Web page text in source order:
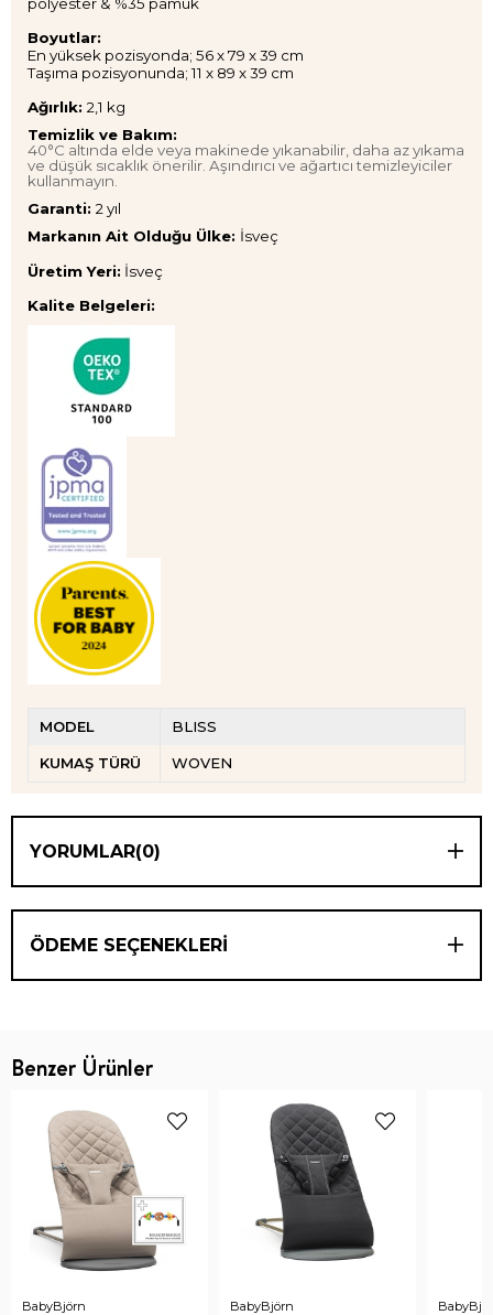
polyester & %35 pamuk
Boyutlar:
En yüksek pozisyonda; 56 x 79 x 39 cm
Taşıma pozisyonunda; 11 x 89 x 39 cm
Ağırlık: 2,1 kg
Temizlik ve Bakım:
40°C altında elde veya makinede yıkanabilir, daha az yıkama
ve düşük sıcaklık önerilir. Aşındırıcı ve ağartıcı temizleyiciler
kullanmayın.
Garanti: 2 yıl
Markanın Ait Olduğu Ülke: İsveç
Üretim Yeri: İsveç
Kalite Belgeleri:
MODEL BLISS
KUMAŞ TÜRÜ WOVEN
YORUMLAR(0)
ÖDEME SEÇENEKLERI
Benzer Ürünler
BabyBjörn BabyBjörn